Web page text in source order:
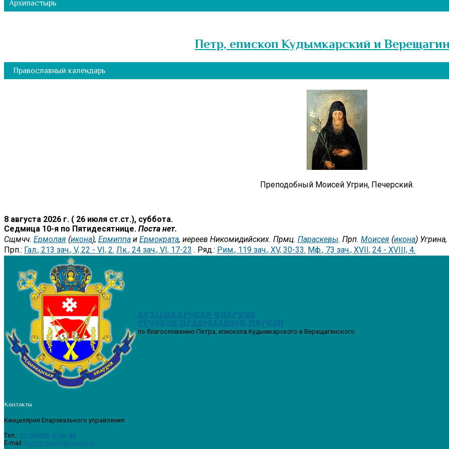
Архипастырь
Петр, епископ Кудымкарский и
Православный календарь
Преподобный Моисей Угрин, Печерский.
8 августа 2026 г. ( 26 июля ст.ст.), суббота.
Седмица 10-я по Пятидесятнице. Поста нет.
Сщмчч. Ермолая (икона), Ермиппа и Ермократа, иереев Никомидийских. Прмц. Параскевы. Прп. Моисея (икона)
Прп.: Гал., 213 зач., V, 22 - VI, 2. Лк., 24 зач., VI, 17-23 . Ряд.: Рим., 119 зач., XV, 30-33. Мф., 73 зач., XVII, 24 - XVIII, 4.
КУДЫМКАРСКАЯ ЕПАРХИЯ
РУССКОЙ ПРАВОСЛАВНОЙ ЦЕРКВИ
по благословению Петра, епископа Кудымкарского и Верещагинского
Контакты
Канцелярия Епархиального управления:
Tел.: +7 (34260) 4-36-48
E-mail: kudym-eparh@yandex.ru